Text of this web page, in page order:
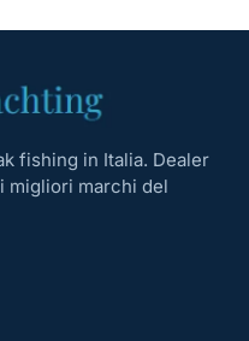
fishing in Italia. Dealer
migliori marchi del